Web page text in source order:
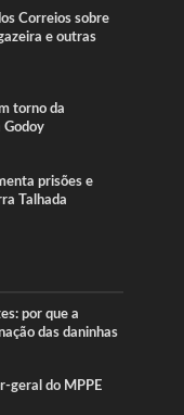
Correios sobre
e outras
torno da
Godoy
prisões e
Talhada
por que a
das daninhas
geral do MPPE